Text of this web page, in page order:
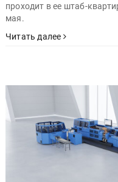
проходит в ее штаб-
мая.
Читать далее